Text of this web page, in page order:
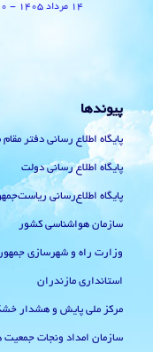
14 مرداد 1405 - 10:00 ق.ظ
پیوندها
پایگاه اطلاع رسانی دفتر
پایگاه اطلاع رسانی دولت
پایگاه اطلاع‌رسانی
سازمان هواشناسی کشور
وزارت راه و شهرسازی
استانداری مازندران
مرکز ملی پایش و هشدار
سازمان امداد ونجات جمعیت